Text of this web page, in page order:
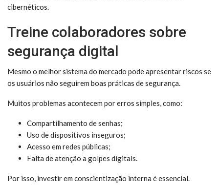
cibernéticos.
Treine colaboradores sobre
segurança digital
Mesmo o melhor sistema do mercado pode apresentar riscos se
os usuários não seguirem boas práticas de segurança.
Muitos problemas acontecem por erros simples, como:
Compartilhamento de senhas;
Uso de dispositivos inseguros;
Acesso em redes públicas;
Falta de atenção a golpes digitais.
Por isso, investir em conscientização interna é essencial.